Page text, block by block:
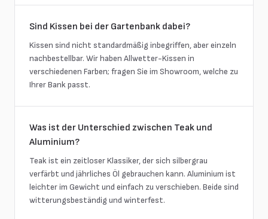
Sind Kissen bei der Gartenbank dabei?
Kissen sind nicht standardmäßig inbegriffen, aber einzeln
nachbestellbar. Wir haben Allwetter-Kissen in
verschiedenen Farben; fragen Sie im Showroom, welche zu
Ihrer Bank passt.
Was ist der Unterschied zwischen Teak und
Aluminium?
Teak ist ein zeitloser Klassiker, der sich silbergrau
verfärbt und jährliches Öl gebrauchen kann. Aluminium ist
leichter im Gewicht und einfach zu verschieben. Beide sind
witterungsbeständig und winterfest.